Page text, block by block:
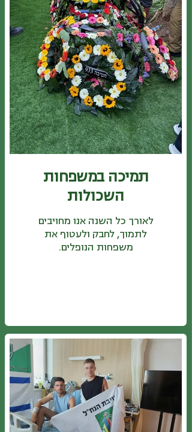
תמיכה במשפחות
השכולות
לאורך כל השנה אנו מחויבים
לתמוך, לחבק ולעטוף את
משפחות הנופלים.